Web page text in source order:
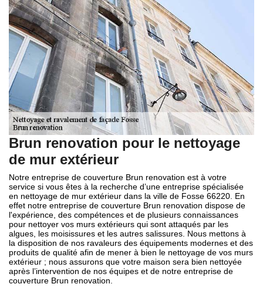
Brun renovation pour le nettoyage
de mur extérieur
Notre entreprise de couverture Brun renovation est à votre
service si vous êtes à la recherche d’une entreprise spécialisée
en nettoyage de mur extérieur dans la ville de Fosse 66220. En
effet notre entreprise de couverture Brun renovation dispose de
l'expérience, des compétences et de plusieurs connaissances
pour nettoyer vos murs extérieurs qui sont attaqués par les
algues, les moisissures et les autres salissures. Nous mettons à
la disposition de nos ravaleurs des équipements modernes et des
produits de qualité afin de mener à bien le nettoyage de vos murs
extérieur ; nous assurons que votre maison sera bien nettoyée
après l’intervention de nos équipes et de notre entreprise de
couverture Brun renovation.